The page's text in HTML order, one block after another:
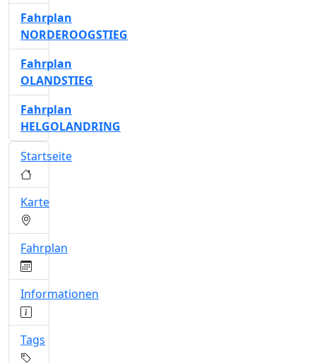
Fahrplan
NORDEROOGSTIEG
Fahrplan
OLANDSTIEG
Fahrplan
HELGOLANDRING
Startseite
Karte
Fahrplan
Informationen
Tags